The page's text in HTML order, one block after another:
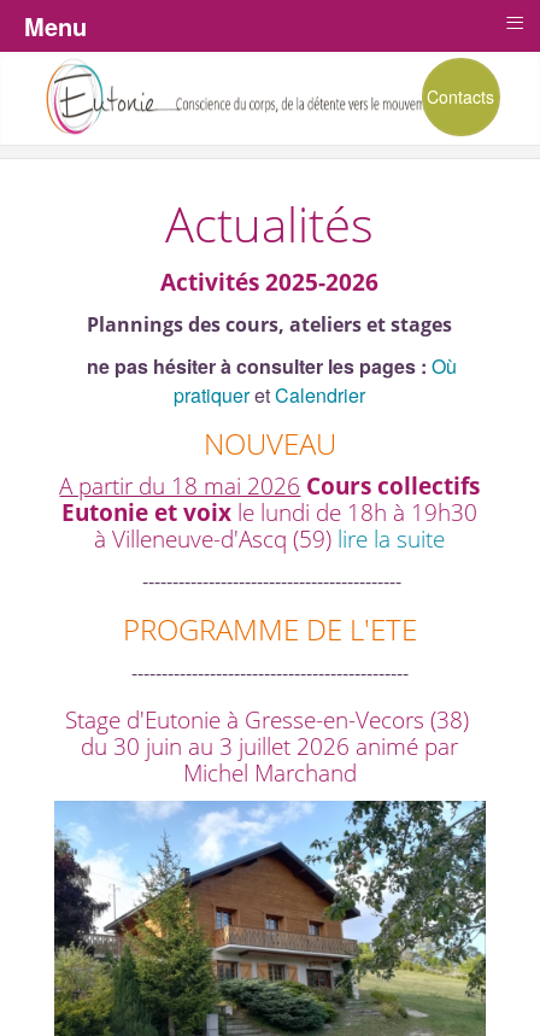
Contacts
Actualités
Activités 2025-2026
Plannings des cours, ateliers et stages
ne pas hésiter à consulter les pages :Où
pratiqueretCalendrier
NOUVEAU
A partir du 18 mai 2026 Cours collectifs
Eutonie et voix le lundi de 18h à 19h30
à Villeneuve-d'Ascq (59) lire la suite
-------------------------------------------
PROGRAMME DE L'ETE
----------------------------------------------
Stage d'Eutonie à Gresse-en-Vecors (38)
du 30 juin au 3 juillet 2026 animé par
Michel Marchand
Menu ≡